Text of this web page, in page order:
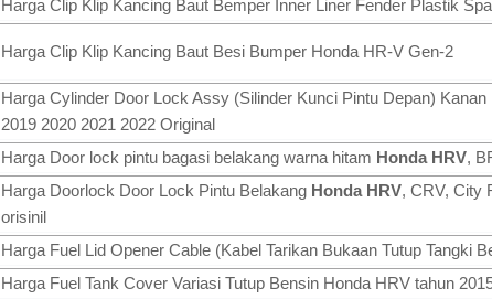
Harga Clip Klip Kancing Baut Bemper Inner Liner Fender Plastik
Harga Clip Klip Kancing Baut Besi Bumper Honda HR-V Gen-2
Harga Cylinder Door Lock Assy (Silinder Kunci Pintu Depan)
2019 2020 2021 2022 Original
Harga Door lock pintu bagasi belakang warna hitam Honda HRV,
Harga Doorlock Door Lock Pintu Belakang Honda HRV, CRV, City
orisinil
Harga Fuel Lid Opener Cable (Kabel Tarikan Bukaan Tutup Tangki
Harga Fuel Tank Cover Variasi Tutup Bensin Honda HRV tahun